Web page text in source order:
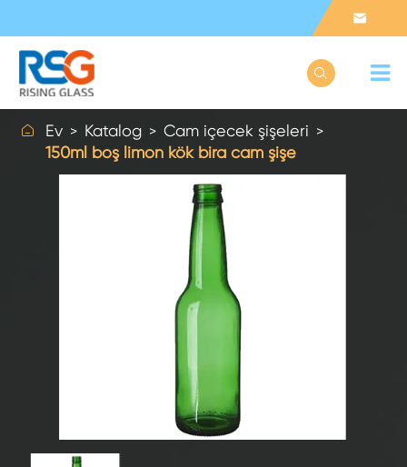


 Ev Katalog
Cam içecek şişeleri
150ml boş limon kök bira cam şişe